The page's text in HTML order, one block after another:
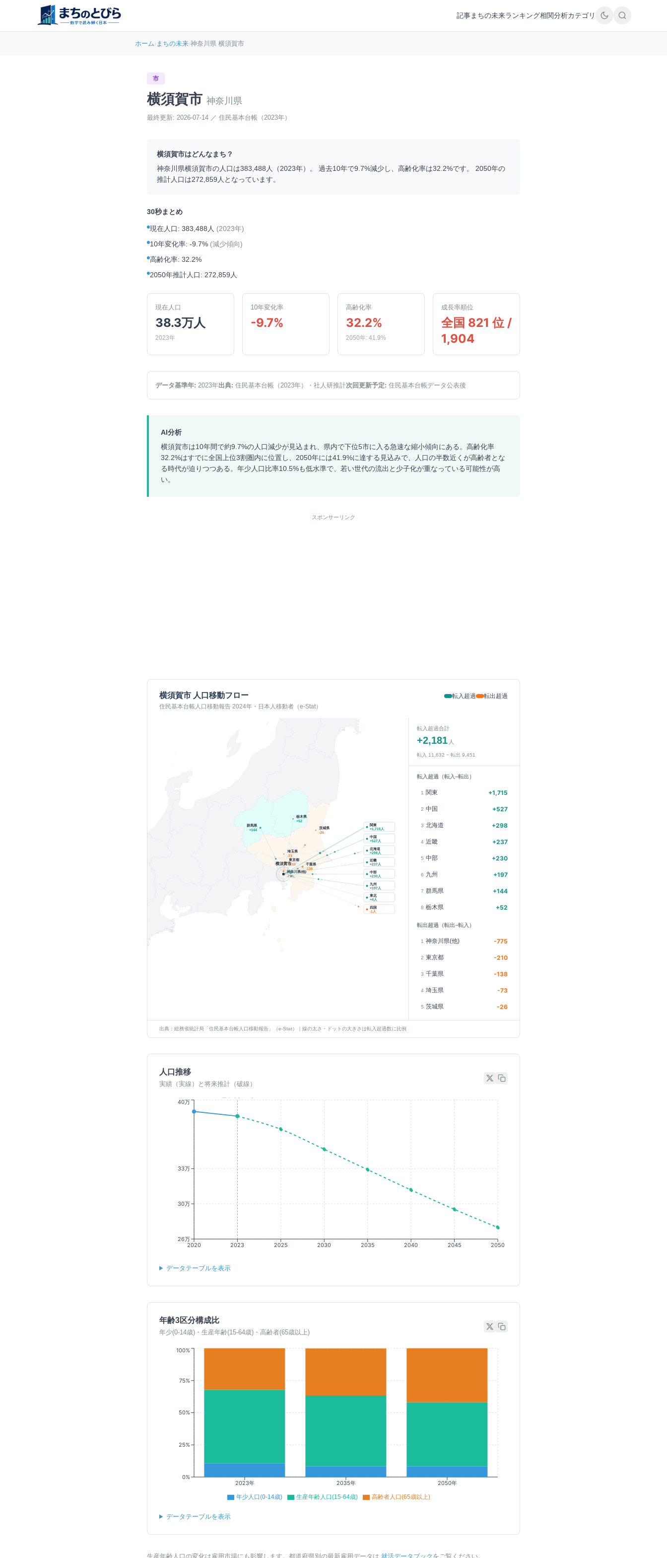
記事まちの未来ランキング相関分析カテゴリ
ホーム›まちの未来›神奈川県 横須賀市
市
横須賀市 神奈川県
最終更新: 2026-07-14 ／ 住民基本台帳（2023年）
横須賀市はどんなまち？
神奈川県横須賀市の人口は383,488 人（2023年）。 過去10年で9.7%減少し、高齢化率は32.2%です。 2050年の
推計人口は272,859 人となっています。
30秒まとめ
現在人口: 383,488人 (2023年)
10年変化率: -9.7% (減少傾向)
高齢化率: 32.2%
2050年推計人口: 272,859人
現在人口
38.3万人
2023年
10年変化率
-9.7%
高齢化率
32.2%
2050年: 41.9%
成長率順位
全国 821 位 /
1,904
データ基準年: 2023年出典: 住民基本台帳（2023年） ・社人研推計次回更新予定: 住民基本台帳データ公表後
AI分析
横須賀市は10年間で約9.7%の人口減少が見込まれ、県内で下位5市に入る急速な縮小傾向にある。高齢化率
32.2%はすでに全国上位3割圏内に位置し、2050年には41.9%に達する見込みで、人口の半数近くが高齢者とな
る時代が迫りつつある。年少人口比率10.5%も低水準で、若い世代の流出と少子化が重なっている可能性が高
い。
スポンサーリンク
横須賀市 人口移動フロー
住民基本台帳人口移動報告 2024年・日本人移動者（e-Stat）
転入超過 転出超過
群馬県
+144
栃木県
+52
茨城県
-26
埼玉県
-73
千葉県
-138
東京都
-210
神奈川県(他)
-775
横須賀市
関東
+1,715人
中国
+527人
北海道
+298人
近畿
+237人
中部
+230人
九州
+197人
東北
+4人
四国
-1人
転入超過合計
+2,181 人
転入 11,632 − 転出 9,451
転入超過（転入−転出）
1 関東 +1,715
2 中国 +527
3 北海道 +298
4 近畿 +237
5 中部 +230
6 九州 +197
7 群馬県 +144
8 栃木県 +52
転出超過（転出−転入）
1 神奈川県(他) -775
2 東京都 -210
3 千葉県 -138
4 埼玉県 -73
5 茨城県 -26
出典：総務省統計局「住民基本台帳人口移動報告」（e-Stat）｜線の太さ・ドットの大きさは転入超過数に比例
人口推移
実績（実線）と将来推計（破線）
2020 2023 2025 2030 2035 2040 2045 2050
26万
30万
33万
40万
データテーブルを表示
年齢3区分構成比
年少(0-14歳)・生産年齢(15-64歳)・高齢者(65歳以上)
2023年 2035年 2050年
0%
25%
50%
75%
100%
年少人口(0-14歳) 生産年齢人口(15-64歳) 高齢者人口(65歳以上)
データテーブルを表示
生産年齢人口の変化は雇用市場にも影響します。都道府県別の最新雇用データは 就活データブック をご覧ください。